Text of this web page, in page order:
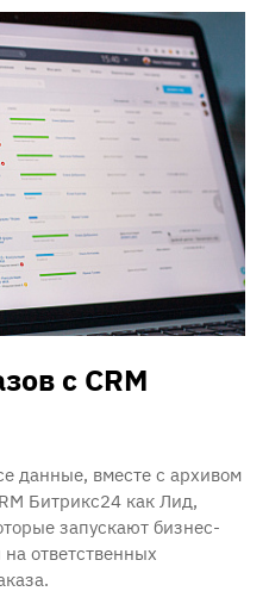
с CRM
данные, вместе с архивом
Битрикс24 как Лид,
запускают бизнес-
ответственных